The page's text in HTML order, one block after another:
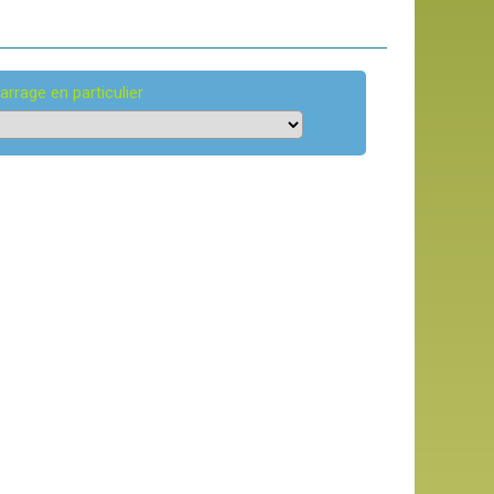
en particulier